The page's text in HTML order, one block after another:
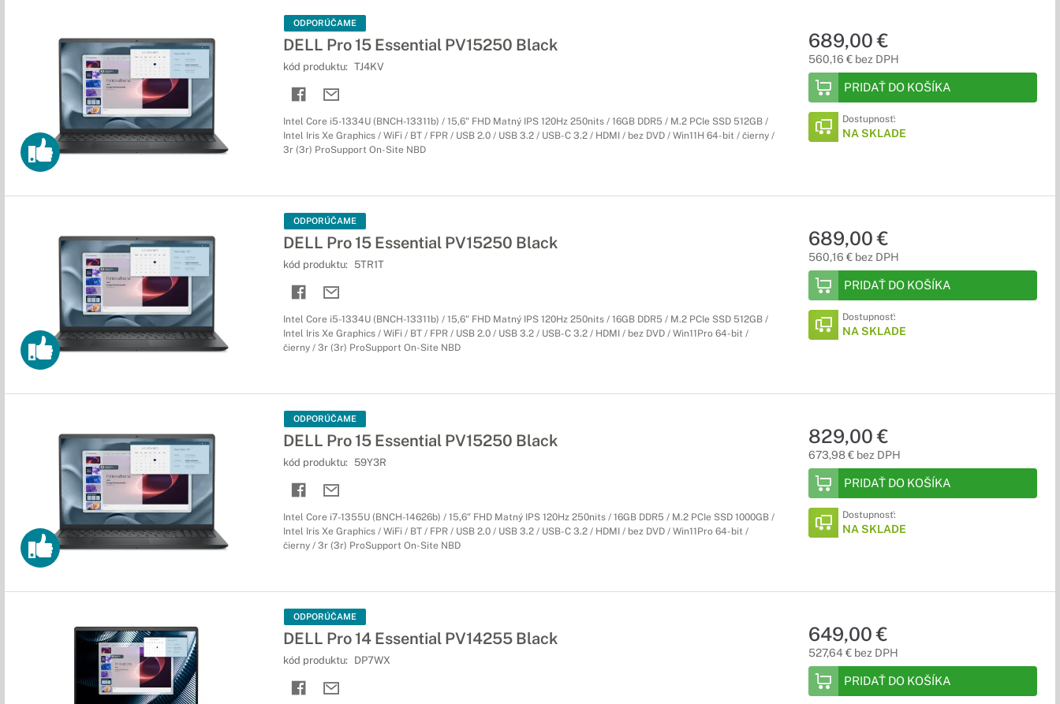
ODPORÚČAME
DELL Pro 15 Essential PV15250 Black
kód produktu: TJ4KV
Intel Core i5-1334U (BNCH-13311b) / 15,6" FHD Matný IPS 120Hz 250nits / 16GB DDR5 / M.2 PCIe SSD 512GB /
Intel Iris Xe Graphics / WiFi / BT / FPR / USB 2.0 / USB 3.2 / USB-C 3.2 / HDMI / bez DVD / Win11H 64-bit / čierny /
3r (3r) ProSupport On-Site NBD
689,00 €
560,16 € bez DPH
PRIDAŤ DO KOŠÍKA
Dostupnosť:
NA SKLADE
ODPORÚČAME
DELL Pro 15 Essential PV15250 Black
kód produktu: 5TR1T
Intel Core i5-1334U (BNCH-13311b) / 15,6" FHD Matný IPS 120Hz 250nits / 16GB DDR5 / M.2 PCIe SSD 512GB /
Intel Iris Xe Graphics / WiFi / BT / FPR / USB 2.0 / USB 3.2 / USB-C 3.2 / HDMI / bez DVD / Win11Pro 64-bit /
čierny / 3r (3r) ProSupport On-Site NBD
689,00 €
560,16 € bez DPH
PRIDAŤ DO KOŠÍKA
Dostupnosť:
NA SKLADE
ODPORÚČAME
DELL Pro 15 Essential PV15250 Black
kód produktu: 59Y3R
Intel Core i7-1355U (BNCH-14626b) / 15,6" FHD Matný IPS 120Hz 250nits / 16GB DDR5 / M.2 PCIe SSD 1000GB /
Intel Iris Xe Graphics / WiFi / BT / FPR / USB 2.0 / USB 3.2 / USB-C 3.2 / HDMI / bez DVD / Win11Pro 64-bit /
čierny / 3r (3r) ProSupport On-Site NBD
829,00 €
673,98 € bez DPH
PRIDAŤ DO KOŠÍKA
Dostupnosť:
NA SKLADE
ODPORÚČAME
DELL Pro 14 Essential PV14255 Black
kód produktu: DP7WX
649,00 €
527,64 € bez DPH
PRIDAŤ DO KOŠÍKA